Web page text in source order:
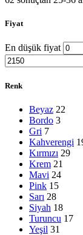
Fiyat
En düşük fiyat
Renk
Beyaz 22
Bordo 3
Gri 7
Kahverengi
Kırmızı 29
Krem 21
Mavi 24
Pink 15
Sarı 28
Siyah 18
Turuncu 17
Yeşil 31